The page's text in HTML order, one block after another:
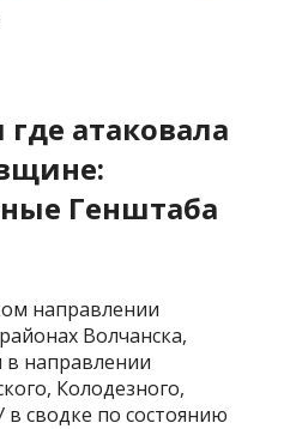
атаковала
Генштаба
направлении
Волчанска,
в направлении
Колодезного,
сводке по состоянию